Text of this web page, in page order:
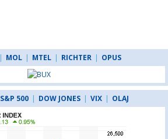
| MOL | MTEL | RICHTER | OPUS
S&P 500 | DOW JONES | VIX | OLAJ